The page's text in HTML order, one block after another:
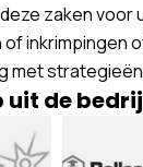
zaken
inkrimpingen
met
uit de